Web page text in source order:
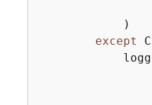
            )
except